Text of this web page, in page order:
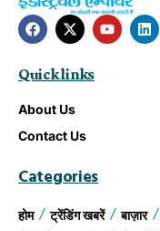
Quick links
About Us
Contact Us
Categories
होम ट्रेंडिंग खबरें बाज़ार